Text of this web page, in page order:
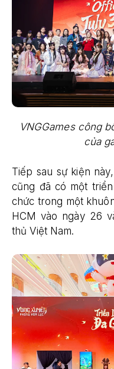
VNGGames công
của
Tiếp sau sự kiện
cũng đã có một
chức trong một
HCM vào ngày 26
thủ Việt Nam.